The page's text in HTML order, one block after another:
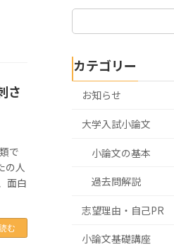
さ
で
の人
面白
む
カテゴリー
お知らせ
大学入試小論文
小論文の基本
過去問解説
志望理由・自己PR
小論文基礎講座